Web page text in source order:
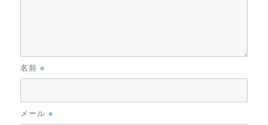
名前※
メール※